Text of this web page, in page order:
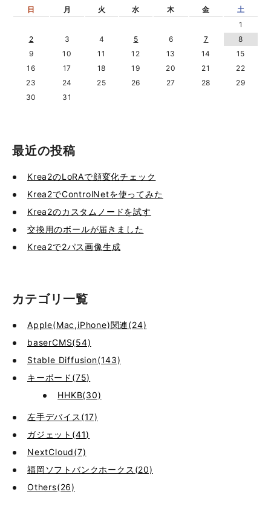
日 月 火 水 木 金
土
1
2
3 4 5 6 7
8
9
10 11 12 13 14
15
16
17 18 19 20 21
22
23
24 25 26 27 28
29
30
31
最近の投稿
Krea2のLoRAで顔変化チェック
Krea2でControlNetを使ってみた
Krea2のカスタムノードを試す
交換用のボールが届きました
Krea2で2パス画像生成
カテゴリ一覧
Apple(Mac,iPhone)関連(24)
baserCMS(54)
Stable Diffusion(143)
キーボード(75)
HHKB(30)
左手デバイス(17)
ガジェット(41)
NextCloud(7)
福岡ソフトバンクホークス(20)
Others(26)